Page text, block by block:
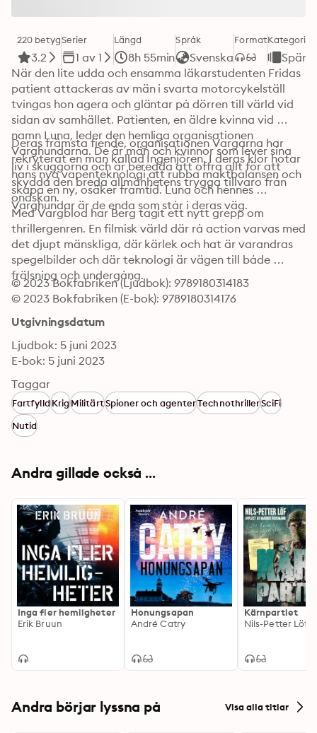
220 betyg
3.2
Serier
1 av 1
Längd
8h 55min
Språk
Svenska
FormatKategori
När den lite udda och ensamma läkarstudenten Fridas
patient attackeras av män i svarta motorcykelställ
tvingas hon agera och gläntar på dörren till värld vid
sidan av samhället. Patienten, en äldre kvinna vid
namn Luna, leder den hemliga organisationen
Varghundarna. De är män och kvinnor som lever sina
liv i skuggorna och är beredda att offra allt för att
skydda den breda allmänhetens trygga tillvaro från
ondskan.
Deras främsta fiende, organisationen Vargarna har
rekryterat en man kallad Ingenjören. I deras klor hotar
hans nya vapenteknologi att rubba maktbalansen och
skapa en ny, osäker framtid. Luna och hennes
Med Vargblod har Berg tagit ett nytt grepp om
thrillergenren. En filmisk värld där rå action varvas med
det djupt mänskliga, där kärlek och hat är varandras
spegelbilder och där teknologi är vägen till både
frälsning och undergång.
© 2023 Bokfabriken (Ljudbok): 9789180314183
© 2023 Bokfabriken (E-bok): 9789180314176
Utgivningsdatum
Ljudbok: 5 juni 2023
E-bok: 5 juni 2023
Taggar
Fartfylld KrigMilitärtSpioner och agenterTechnothrillerSciFi
Nutid
Andra gillade också ...
Inga fler hemligheter
Erik Bruun
Honungsapan
André Catry
Kärnpartiet
Nils-Petter Löf
Andra börjar lyssna på Visa alla titlar